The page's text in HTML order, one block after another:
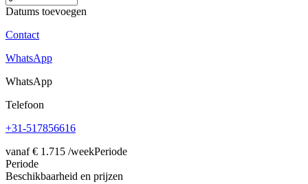
Datums toevoegen
Contact
WhatsApp
WhatsApp
Telefoon
+31-517856616
vanaf€ 1.715 /weekPeriode
Periode
Beschikbaarheid en prijzen